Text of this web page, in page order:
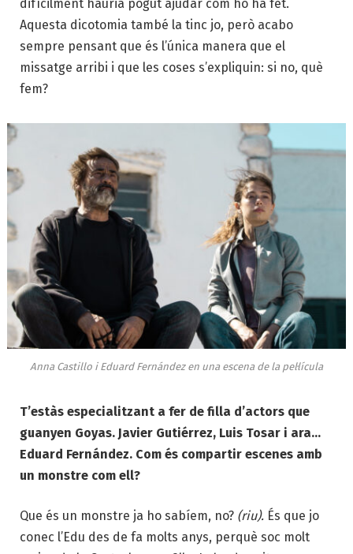
difícilment hauria pogut ajudar com ho ha fet.
Aquesta dicotomia també la tinc jo, però acabo
sempre pensant que és l’única manera que el
missatge arribi i que les coses s’expliquin: si no, què
fem?
Anna Castillo i Eduard Fernández en una escena de la pel·lícula
T’estàs especialitzant a fer de filla d’actors que
guanyen Goyas. Javier Gutiérrez, Luis Tosar i ara…
Eduard Fernández. Com és compartir escenes amb
un monstre com ell?
Que és un monstre ja ho sabíem, no? (riu). És que jo
conec l’Edu des de fa molts anys, perquè soc molt